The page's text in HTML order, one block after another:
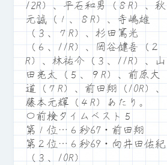
12R）、平石和男（８R）、秋
元誠（１、８R）、寺嶋雄
（３、７R）、杉田篤光
（６、11R）、岡谷健吾（２
R）、林祐介（３、11R）、山
田亮太（５、９R）、前原大
道（７R）、前田翔（10R）、
藤本元輝（４R）あたり。
〇前検タイムベスト５
第１位…６秒67・前田翔
第２位…６秒69・向井田佑紀
（３、10R）